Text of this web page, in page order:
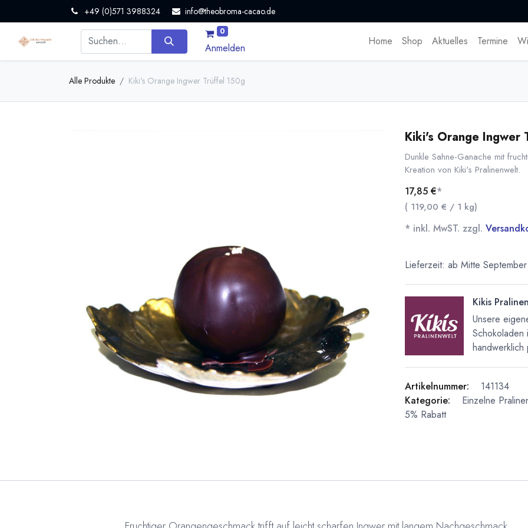
+49 (0)571 3988324 info@theobroma-cacao.de
0
Anmelden
Home Shop Aktuelles Termine
Alle Produkte Kiki's Orange Ingwer Trüffel 150g
Kiki's Orange Ingwer
Dunkle Sahne-Ganache mit
Kreation von Kiki's Pralinenwelt.
17,85 €*
( 119,00 € / 1 kg)
* inkl. MwST. zzgl.
Lieferzeit: ab Mitte September
Kikis
Unsere
handwerklich
Artikelnummer:
141134
Kategorie:
Einzelne
5% Rabatt